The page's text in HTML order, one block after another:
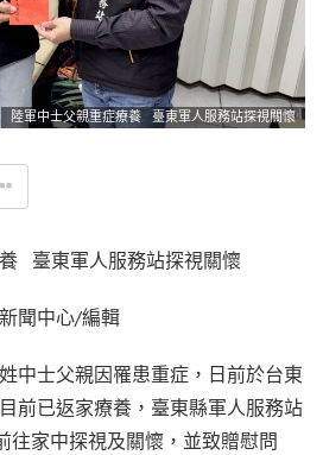
陸軍中士父親重症療養 臺東軍人服務站探視關懷
聞中心/編輯
中士父親因罹患重症，日前於台東
前已返家療養，臺東縣軍人服務站
往家中探視及關懷，並致贈慰問